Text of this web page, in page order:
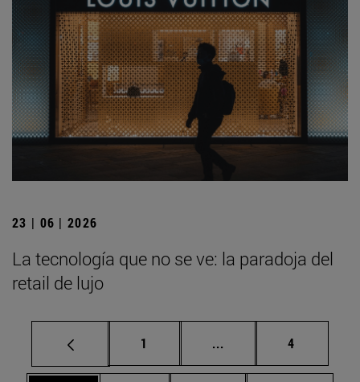
23 | 06 | 2026
La tecnología que no se ve: la paradoja del
retail de lujo
Página
1 ... Páginas intermedias
Página
4